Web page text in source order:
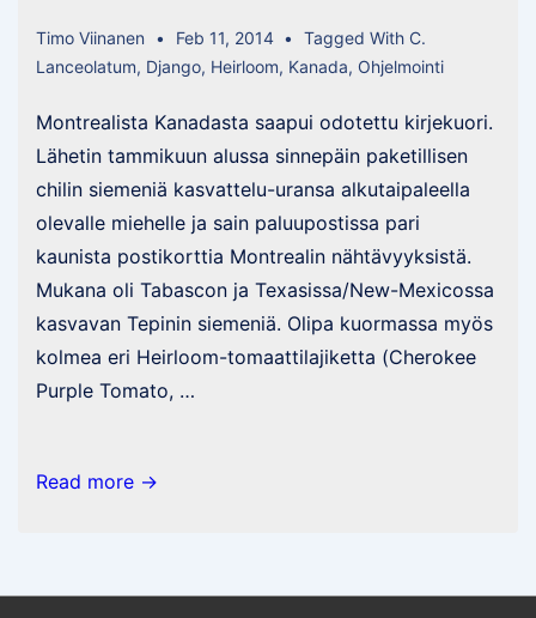
Timo Viinanen Feb 11, 2014 Tagged With C.
Lanceolatum, Django, Heirloom, Kanada, Ohjelmointi
Montrealista Kanadasta saapui odotettu kirjekuori.
Lähetin tammikuun alussa sinnepäin paketillisen
chilin siemeniä kasvattelu-uransa alkutaipaleella
olevalle miehelle ja sain paluupostissa pari
kaunista postikorttia Montrealin nähtävyyksistä.
Mukana oli Tabascon ja Texasissa/New-Mexicossa
kasvavan Tepinin siemeniä. Olipa kuormassa myös
kolmea eri Heirloom-tomaattilajiketta (Cherokee
Purple Tomato, …
Postia
Read more →